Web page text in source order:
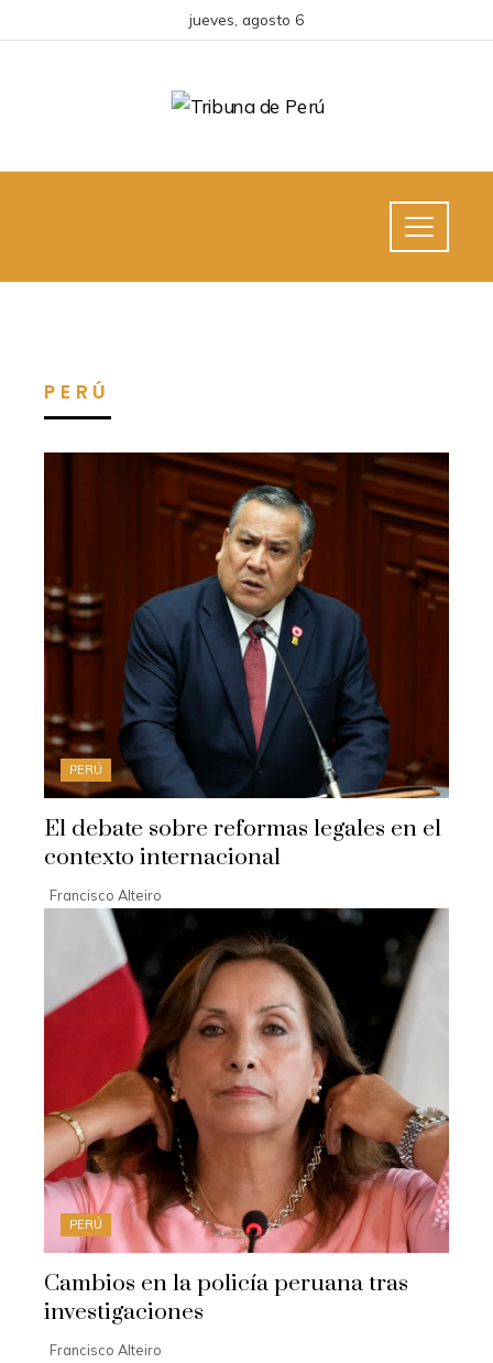
jueves, agosto 6
PERÚ
PERÚ
El debate sobre reformas legales en el
contexto internacional
Francisco Alteiro
PERÚ
Cambios en la policía peruana tras
investigaciones
Francisco Alteiro